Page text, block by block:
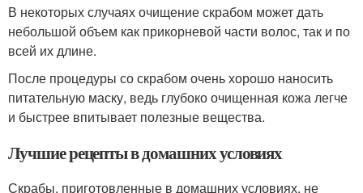
В некоторых случаях очищение скрабом может дать
небольшой объем как прикорневой части волос, так и по
всей их длине.
После процедуры со скрабом очень хорошо наносить
питательную маску, ведь глубоко очищенная кожа легче
и быстрее впитывает полезные вещества.
Лучшие рецепты в домашних условиях
Скрабы, приготовленные в домашних условиях, не